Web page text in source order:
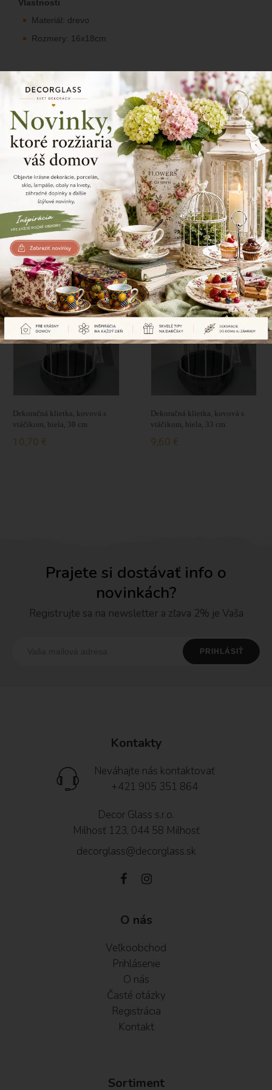
Vlastnosti
Materiál: drevo
Rozmery: 16x18cm
Detská kreatívna pokladnička vrabca a slonika ako
dekorácia do detského interiéru na poličku.
31/31
Zdielajte tento produkt
Naposledy prezerané produkty
Dekoračná klietka, kovová s
vtáčikom, biela, 38 cm
10,70 €
Dekoračná klietka, kovová s
vtáčikom, biela, 33 cm
9,60 €
Prajete si dostávať info o
novinkách?
Registrujte sa na newsletter a zľava 2% je Vaša
Kontakty
Neváhajte nás kontaktovať
+421 905 351 864
Decor Glass s.r.o.
Milhosť 123, 044 58 Milhosť
decorglass@decorglass.sk
O nás
Veľkoobchod
Prihlásenie
O nás
Časté otázky
Registrácia
Kontakt
Sortiment